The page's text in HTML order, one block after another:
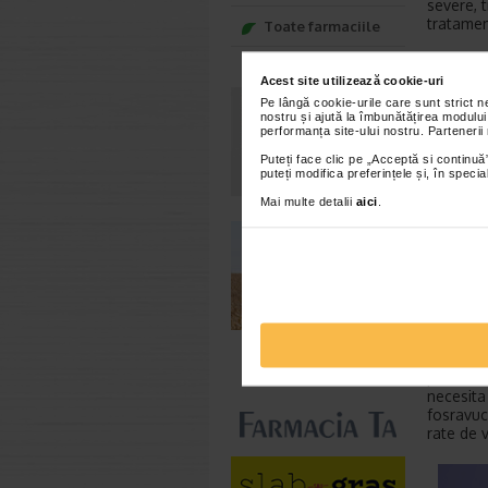
Acest site utilizează cookie-uri
Pe lângă cookie-urile care sunt strict
nostru și ajută la îmbunătățirea
performanța site-ului nostru.
Puteți face clic pe „Acceptă si
puteți modifica preferințele și, în
Mai multe detalii aici
severe,
Pentru
termen
Totusi,
rate de
Toate farmaciile